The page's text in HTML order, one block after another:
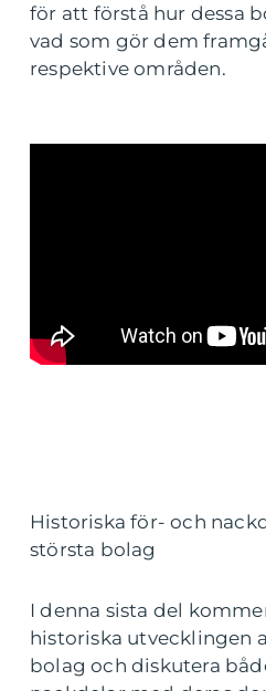
för att förstå hur dessa
vad som gör dem
respektive områden.
Historiska för- och
största bolag
I denna sista del
historiska utvecklingen
bolag och diskutera